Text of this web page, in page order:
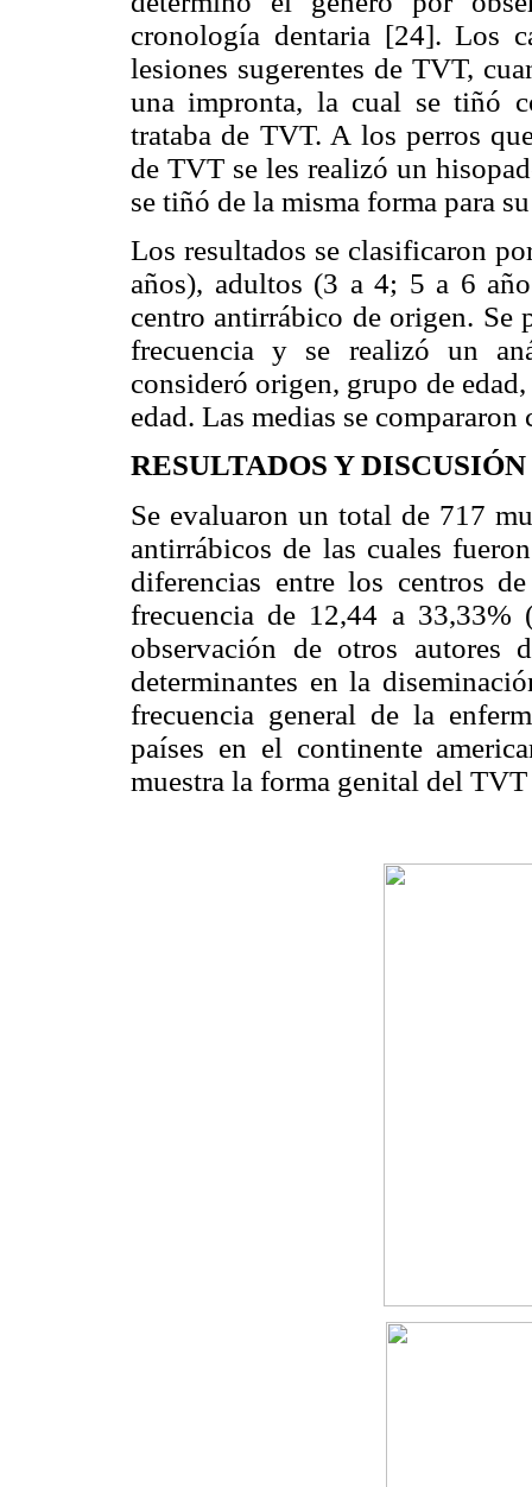
cronología dentaria [24]. Los
lesiones sugerentes de TVT,
una impronta, la cual se tiñó
trataba de TVT. A los perros
de TVT se les realizó un
se tiñó de la misma forma para
Los resultados se clasificaron
años), adultos (3 a 4; 5 a 6
centro antirrábico de origen. Se
frecuencia y se realizó un
consideró origen, grupo de
edad. Las medias se
RESULTADOS Y DISCUSIÓN
Se evaluaron un total de 717
antirrábicos de las cuales
diferencias entre los centros
frecuencia de 12,44 a 33,33%
observación de otros autores
determinantes en la
frecuencia general de la
países en el continente
muestra la forma genital del